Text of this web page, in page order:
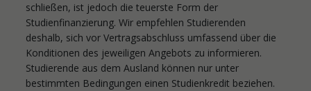
schließen, ist jedoch die teuerste Form der
Studienfinanzierung. Wir empfehlen Studierenden
deshalb, sich vor Vertragsabschluss umfassend über die
Konditionen des jeweiligen Angebots zu informieren.
Studierende aus dem Ausland können nur unter
bestimmten Bedingungen einen Studienkredit beziehen.